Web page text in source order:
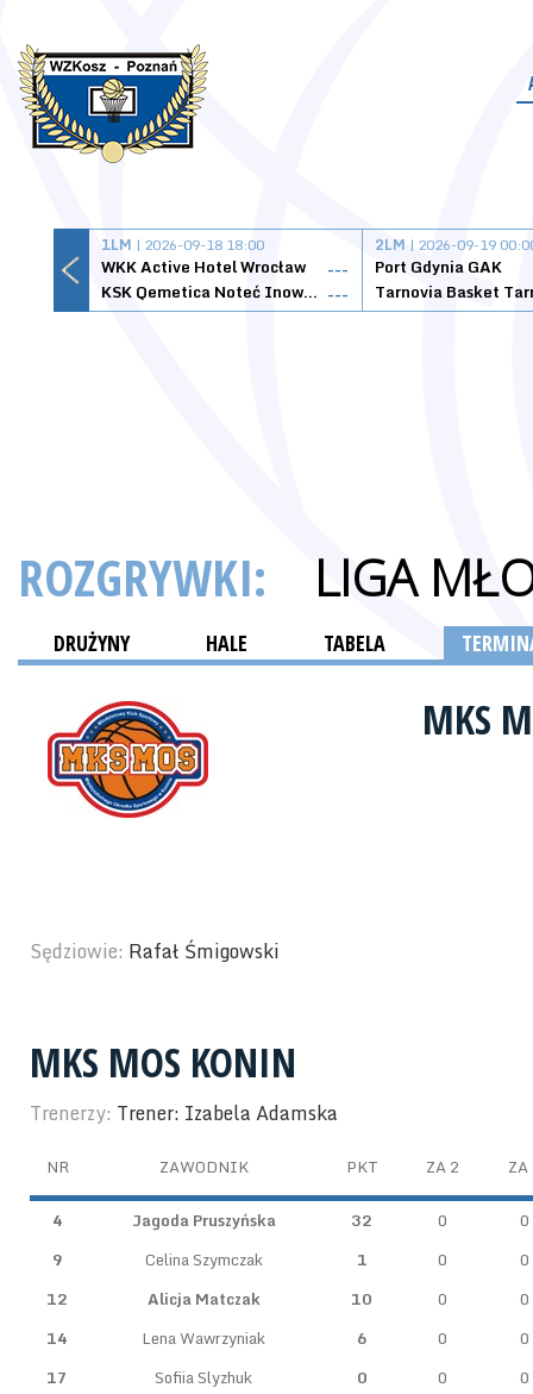
1LM | 2026-09-18 18:00
WKK Active Hotel Wrocław
---
KSK Qemetica Noteć Inowrocław ---
2LM | 2026-09-19
Port Gdynia GAK
ROZGRYWKI: LIGA
DRUŻYNY HALE TABELA
MKS
Sędziowie: Rafał Śmigowski
MKS MOS KONIN
Trenerzy: Trener: Izabela Adamska
NR ZAWODNIK PKT ZA 2 ZA
4 Jagoda Pruszyńska 32 0
0
9
Celina Szymczak 1 0
0
12
Alicja Matczak 10 0
0
14
Lena Wawrzyniak 6 0
0
17
Sofiia Slyzhuk 0 0
0